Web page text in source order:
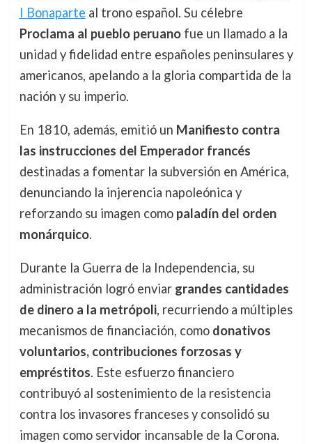
I Bonaparte al trono español. Su célebre
Proclama al pueblo peruanofue un llamado a la
unidad y fidelidad entre españoles peninsulares y
americanos, apelando a la gloria compartida de la
nación y su imperio.
En 1810, además, emitió un Manifiesto contra
las instrucciones del Emperador francés
destinadas a fomentar la subversión en América,
denunciando la injerencia napoleónica y
reforzando su imagen como paladín del orden
monárquico.
Durante la Guerra de la Independencia, su
administración logró enviar grandes cantidades
de dinero a la metrópoli, recurriendo a múltiples
mecanismos de financiación, como donativos
voluntarios, contribuciones forzosas y
empréstitos. Este esfuerzo financiero
contribuyó al sostenimiento de la resistencia
contra los invasores franceses y consolidó su
imagen como servidor incansable de la Corona.